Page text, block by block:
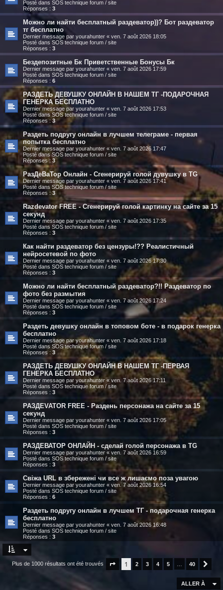
Posté dans SOS technique forum / site
Réponses : 3
Можно ли найти бесплатный раздеватор))? Бот раздеватор
тг бесплатно
Dernier message par yourahunter « ven. 7 août 2026 18:05
Posté dans SOS technique forum / site
Réponses : 3
Бездепозитные Бк Приветственные Бонусы Бк
Dernier message par yourahunter « ven. 7 août 2026 17:59
Posté dans SOS technique forum / site
Réponses : 6
РАЗДЕТЬ ДЕВУШКУ ОНЛАЙН В НАШЕМ ТГ -ПОДАРОЧНАЯ
ГЕНЕРКА БЕСПЛАТНО
Dernier message par yourahunter « ven. 7 août 2026 17:53
Posté dansSOS technique forum / site
Réponses :3
Раздеть подругу онлайн в лучшем телеграме - первая
попытка бесплатно
Dernier message par yourahunter « ven. 7 août 2026 17:47
Posté dansSOS technique forum / site
Réponses :3
РазДеВаТор Онлайн - Сгенерируй голой дувушку в TG
Dernier message par yourahunter « ven. 7 août 2026 17:41
Posté dans SOS technique forum / site
Réponses :3
Razdevator FREE - Сгенерируй голой картинку на сайте за 15
секунд
Dernier message par yourahunter « ven. 7 août 2026 17:35
Posté dans SOS technique forum / site
Réponses : 3
Как найти раздеватор без цензуры!?? Реалистичный
нейросетевой по фото
Dernier message par yourahunter « ven. 7 août 2026 17:30
Posté dans SOS technique forum / site
Réponses : 3
Можно ли найти бесплатный раздеватор?!! Раздеватор по
фото без размытия
Dernier message par yourahunter « ven. 7 août 2026 17:24
Posté dans SOS technique forum / site
Réponses : 3
Раздеть девушку онлайн в топовом боте - в подарок генерка
бесплатно
Dernier message paryourahunter « ven. 7 août 2026 17:18
Posté dans SOS technique forum / site
Réponses : 3
РАЗДЕТЬ ДЕВУШКУ ОНЛАЙН В НАШЕМ ТГ -ПЕРВАЯ
ГЕНЕРКА БЕСПЛАТНО
Dernier message par yourahunter «ven. 7 août 2026 17:11
Posté dans SOS technique forum / site
Réponses : 3
РАЗДЕVATOR FREE - Раздень персонажа на сайте за 15
секунд
Dernier message par yourahunter « ven. 7 août 2026 17:05
Posté dans SOS technique forum / site
Réponses : 3
РАЗДЕВАТОР ОНЛАЙН - сделай голой персонажа в TG
Dernier message par yourahunter « ven. 7 août 2026 16:59
Posté dans SOS technique forum / site
Réponses : 3
Свіжа URL в збережені чи все ж лишаємо поза увагою
Dernier message par yourahunter « ven. 7 août 2026 16:54
Posté dans SOS technique forum / site
Réponses : 6
Раздеть подругу онлайн в лучшем ТГ - подарочная генерка
бесплатно
Dernier message par yourahunter « ven. 7 août 2026 16:48
Posté dans SOS technique forum / site
Réponses : 3
Plus de 1000 résultats ont été trouvés Page sur 40
1 2 3 4 5 40
ALLER À